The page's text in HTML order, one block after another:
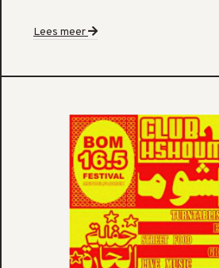
Lees meer